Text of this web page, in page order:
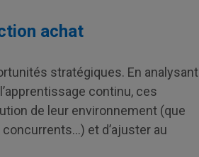
achat
stratégiques. En analysant
continu, ces
de leur environnement (que
et d’ajuster au